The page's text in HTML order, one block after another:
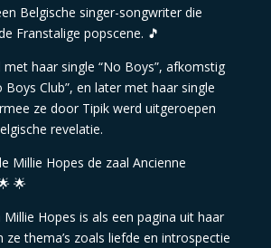
Belgische singer-songwriter die
Franstalige popscene. 🎵
met haar single “No Boys”, afkomstig
Boys Club”, en later met haar single
ze door Tipik werd uitgeroepen
revelatie.
Millie Hopes de zaal Ancienne
🌟
Millie Hopes is als een pagina uit haar
ze thema’s zoals liefde en introspectie